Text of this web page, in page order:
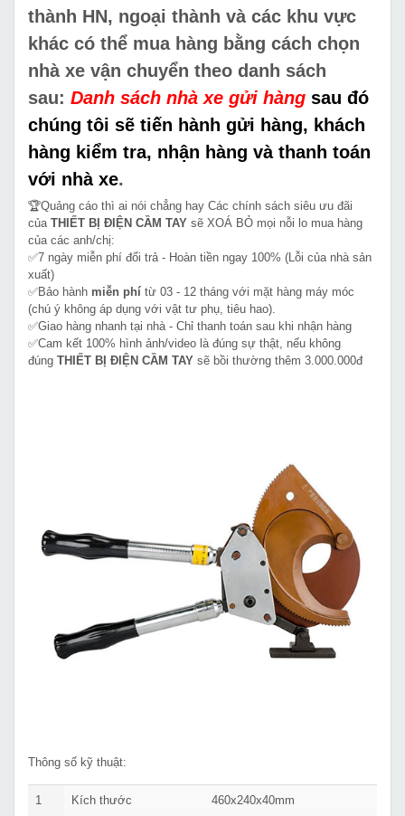
thành HN, ngoại thành và các khu vực
khác có thể mua hàng bằng cách chọn
nhà xe vận chuyển theo danh sách
sau: Danh sách nhà xe gửi hàng sau đó
chúng tôi sẽ tiến hành gửi hàng, khách
hàng kiểm tra, nhận hàng và thanh toán
với nhà xe.
🏆Quảng cáo thì ai nói chẳng hay Các chính sách siêu ưu đãi
của THIẾT BỊ ĐIỆN CẦM TAY sẽ XOÁ BỎ mọi nỗi lo mua hàng
của các anh/chị:
✅7 ngày miễn phí đổi trả - Hoàn tiền ngay 100% (Lỗi của nhà sản
xuất)
✅Bảo hành miễn phí từ 03 - 12 tháng với mặt hàng máy móc
(chú ý không áp dụng với vật tư phụ, tiêu hao).
✅Giao hàng nhanh tại nhà - Chỉ thanh toán sau khi nhận hàng
✅Cam kết 100% hình ảnh/video là đúng sự thật, nếu không
đúng THIẾT BỊ ĐIỆN CẦM TAY sẽ bồi thường thêm 3.000.000đ
Thông số kỹ thuật:
1 Kích thước 460x240x40mm